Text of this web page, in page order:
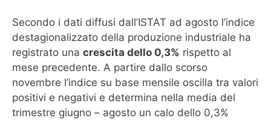
Secondo i dati diffusi dall’ISTAT ad agosto l’indice
destagionalizzato della produzione industriale ha
registrato una crescita dello 0,3% rispetto al
mese precedente. A partire dallo scorso
novembre l’indice su base mensile oscilla tra valori
positivi e negativi e determina nella media del
trimestre giugno – agosto un calo dello 0,3%